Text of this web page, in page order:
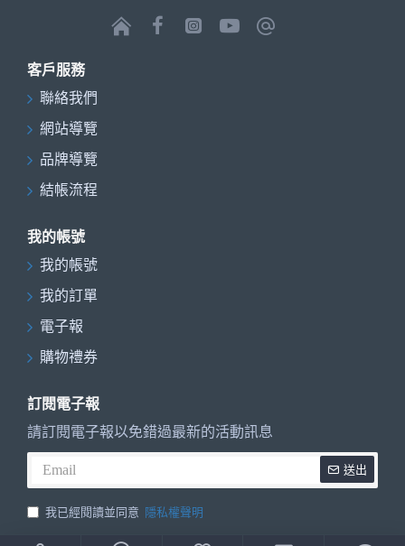
客戶服務
聯絡我們
網站導覽
品牌導覽
結帳流程
我的帳號
我的帳號
我的訂單
電子報
購物禮券
訂閱電子報
請訂閱電子報以免錯過最新的活動訊息
送出
我已經閱讀並同意 隱私權聲明